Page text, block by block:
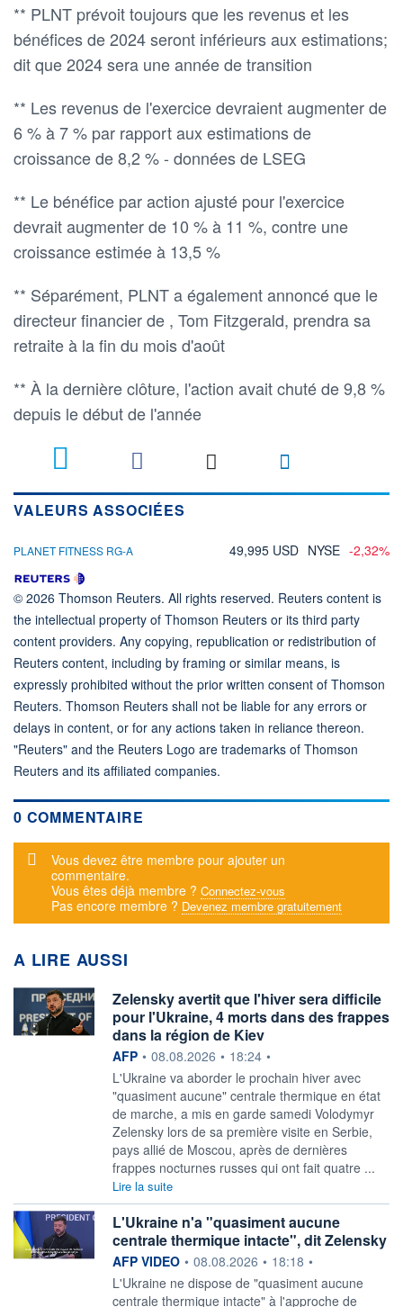
** PLNT prévoit toujours que les revenus et les
bénéfices de 2024 seront inférieurs aux estimations;
dit que 2024 sera une année de transition
** Les revenus de l'exercice devraient augmenter de
6 % à 7 % par rapport aux estimations de
croissance de 8,2 % - données de LSEG
** Le bénéfice par action ajusté pour l'exercice
devrait augmenter de 10 % à 11 %, contre une
croissance estimée à 13,5 %
** Séparément, PLNT a également annoncé que le
directeur financier de , Tom Fitzgerald, prendra sa
retraite à la fin du mois d'août
** À la dernière clôture, l'action avait chuté de 9,8 %
depuis le début de l'année
VALEURS ASSOCIÉES
PLANET FITNESS RG-A 49,995 USD NYSE -2,32%
© 2026 Thomson Reuters. All rights reserved. Reuters content is
the intellectual property of Thomson Reuters or its third party
content providers. Any copying, republication or redistribution of
Reuters content, including by framing or similar means, is
expressly prohibited without the prior written consent of Thomson
Reuters. Thomson Reuters shall not be liable for any errors or
delays in content, or for any actions taken in reliance thereon.
"Reuters" and the Reuters Logo are trademarks of Thomson
Reuters and its affiliated companies.
0 COMMENTAIRE
Message d'alerte
Vous devez être membre pour ajouter un
commentaire.
Vous êtes déjà membre ? Connectez-vous
Pas encore membre ? Devenez membre gratuitement
A LIRE AUSSI
Zelensky avertit que l'hiver sera difficile
pour l'Ukraine, 4 morts dans des frappes
dans la région de Kiev
information fournie par
AFP • 08.08.2026 • 18:24 •
L'Ukraine va aborder le prochain hiver avec
"quasiment aucune" centrale thermique en état
de marche, a mis en garde samedi Volodymyr
Zelensky lors de sa première visite en Serbie,
pays allié de Moscou, après de dernières
frappes nocturnes russes qui ont fait quatre ...
Lire la suite
L'Ukraine n'a "quasiment aucune
centrale thermique intacte", dit Zelensky
information fournie par
AFP VIDEO • 08.08.2026 • 18:18 •
L'Ukraine ne dispose de "quasiment aucune
centrale thermique intacte" à l'approche de